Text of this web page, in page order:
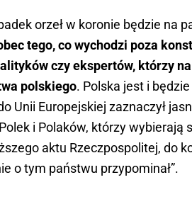
orzeł w koronie będzie na
tego, co wychodzi poza
czy ekspertów, którzy
polskiego. Polska jest i
Unii Europejskiej zaznaczył
i Polaków, którzy wybierają
aktu Rzeczpospolitej, do
o tym państwu przypominał”.